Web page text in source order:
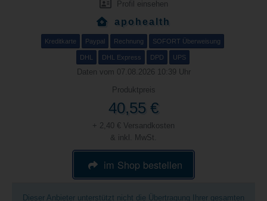
Profil einsehen
apohealth
Kreditkarte Paypal Rechnung SOFORT Überweisung
DHL DHL Express DPD UPS
Daten vom 07.08.2026 10:39 Uhr
Produktpreis
40,55 €
+ 2,40 € Versandkosten
& inkl. MwSt.
im Shop bestellen
Dieser Anbieter unterstützt nicht die Übertragung Ihrer gesamten